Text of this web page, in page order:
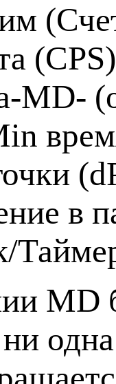
MD-
в
MD